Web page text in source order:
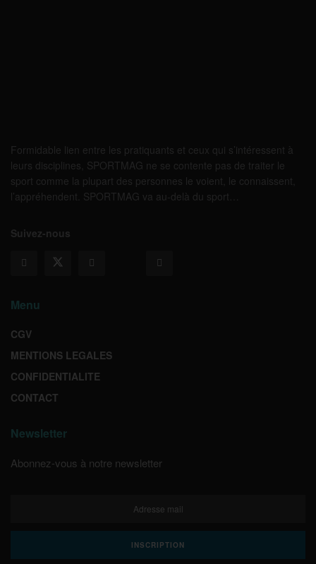
Formidable lien entre les pratiquants et ceux qui s’intéressent à
leurs disciplines, SPORTMAG ne se contente pas de traiter le
sport comme la plupart des personnes le voient, le connaissent,
l’appréhendent. SPORTMAG va au-delà du sport…
Suivez-nous
Menu
CGV
MENTIONS LEGALES
CONFIDENTIALITE
CONTACT
Newsletter
Abonnez-vous à notre newsletter